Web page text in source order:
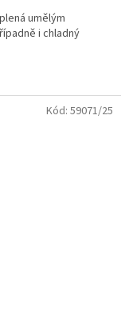
umělým
i chladný
Kód: 59071/25